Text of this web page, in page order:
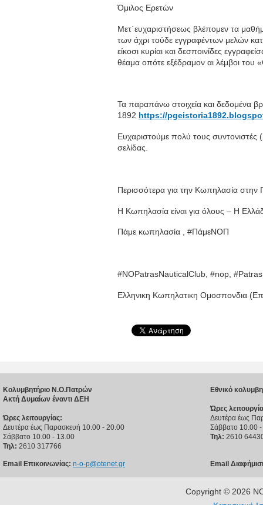
Όμιλος Ερετών
Μετ΄ευχαριστήσεως βλέπομεν τα
των άχρι τούδε εγγραφέντων μελών
είκοσι κυρίαι και δεσποινίδες
θέαμα οπότε εξέδραμον αι λέμβοι
Τα παραπάνω στοιχεία και δεδομένα
1892 https://
Ευχαριστούμε πολύ τους συντονιστές
σελίδας.
Περισσότερα για την Κωπηλασία στην
Η Κωπηλασία είναι για όλους – Η
Πάμε κωπηλασία , #ΠάμεΝΟΠ
#NOPatrasNauticalClub, #nop,
Ελληνικη Κωπηλατικη Ομοσπονδια
Κολυμβητήριο Ν.Ο.Πατρών
Ακτή Δυμαίων έναντι ΔΕΗ
Ώρες λειτουργίας:
Δευτέρα έως Παρασκευή 10.00 - 20.00
Σάββατο 10.00 - 13.00
Τηλ: 2610 317766
Email Επικοινωνίας: n-o-p@otenet.gr
Εθνικό
Ώρες
Δευτέρα έως
Σάββατο 10.00
Τηλ: 2610
Email
Copyright © 2026